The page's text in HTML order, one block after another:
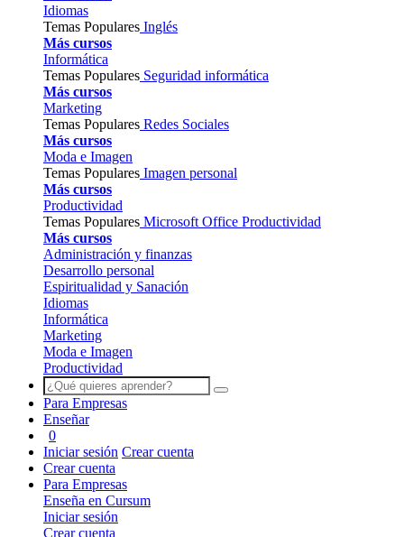
Idiomas
Temas Populares Inglés
Más cursos
Informática
Temas Populares Seguridad informática
Más cursos
Marketing
Temas Populares Redes Sociales
Más cursos
Moda e Imagen
Temas Populares Imagen personal
Más cursos
Productividad
Temas Populares Microsoft Office Productividad
Más cursos
Administración y finanzas
Desarrollo personal
Espiritualidad y Sanación
Idiomas
Informática
Marketing
Moda e Imagen
Productividad
Para Empresas
Enseñar
0
Iniciar sesión Crear cuenta
Crear cuenta
Para Empresas
Enseña en Cursum
Iniciar sesión
Crear cuenta